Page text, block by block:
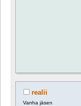
realii
Vanha jäsen